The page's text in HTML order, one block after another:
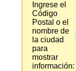
Ingrese el
Código
Postal o el
nombre de
la ciudad
para
mostrar
información: